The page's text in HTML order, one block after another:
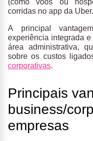
corridas no app da Uber.
A principal
experiência integrada
área administrativa,
sobre os custos
corporativas.
Principais
business/
empresas